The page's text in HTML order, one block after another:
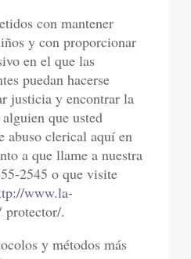
con mantener
y con proporcionar
en el que las
puedan hacerse
justicia y encontrar la
que usted
abuso clerical aquí en
a que llame a nuestra
2545 o que visite
www.la-
protector/.
y métodos más